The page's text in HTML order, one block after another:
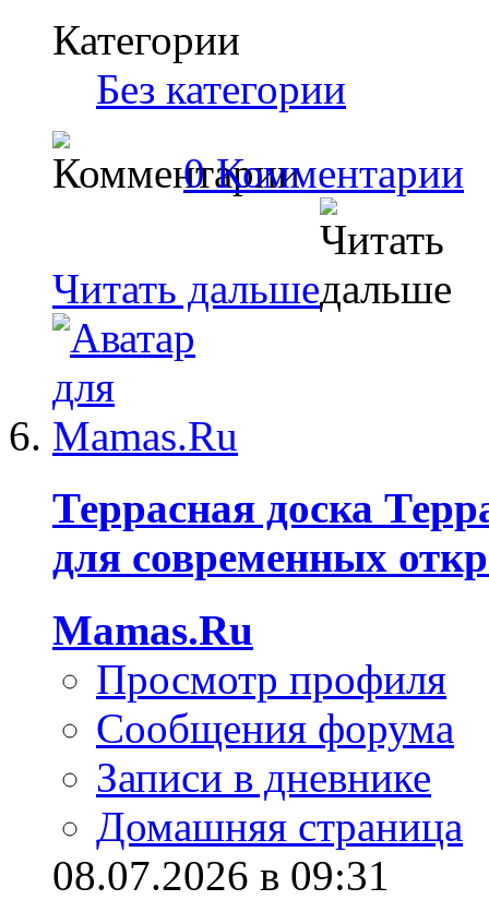
Категории
Без категории
0 Комментарии
Читать дальше
Террасная доска
для современных
Mamas.Ru
Просмотр профиля
Сообщения форума
Записи в дневнике
Домашняя страница
08.07.2026 в 09:31